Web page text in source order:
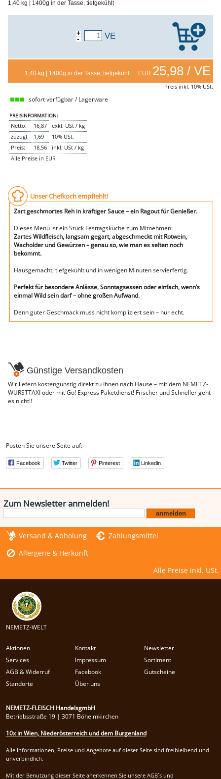
1,40 kg | 1400g in der Tasse, tiefgekühlt
+
- VE
1,40 kg | 1400g in der Tasse, tiefgekühlt EUR 25,98 / VE
Preis inkl. 10% USt.
sofort verfügbar / Lagerware
PREISINFORMATION:
Netto: 16,87
exkl. USt / kg
zuzügl.
1,69
10% USt.
Preis:
18,56
inkl. USt / kg
Alle Preise in EUR
Unser Chefkoch empfiehlt!
Zart geschmortes Reh in kräftiger Sauce – ein Ragout für Genießer.
Dieses Menü ist ein Stück Festtagsküche zum Mitnehmen:
Zartes Wildfleisch, langsam gegart, abgeschmeckt mit Rotwein,
Wacholder und Gewürzen – genau so, wie man es selten noch
bekommt.
Hausgemacht, tiefgekühlt und in wenigen Minuten servierfertig.
Perfekt für besondere Anlässe, Sonntagsessen oder einfach, wenn’s
einmal Wild sein darf – ohne großen Aufwand.
Denn guter Geschmack muss nicht kompliziert sein – nur echt.
Günstige Versandkosten
Wir liefern kostengünstig direkt zu Ihnen nach Hause – mit dem NEMETZ-
WURSTTAXI oder mit Go! Express Paketdienst! Frischer und Schneller geht
es nicht!!
Posten Sie unsere Seite auf:
Facebook Twitter Pinterest Linkedin
Zum Newsletter anmelden!
Versand & Abholung
Zahlungsmittel
Allergene & Herkunft
Alle Preise inkl. USt.
NEMETZ-WELT
Aktionen Kontakt
Newsletter
Services
Impressum
Sortiment
AGB & Widerruf
Facebook
Gutscheine
Standorte
Über uns
NEMETZ-FLEISCH HandelsgmbH
Betriebsstraße 19 | 3071 Böheimkirchen
10x in Wien, Niederösterreich und dem Burgenland
Alle Informationen, Preise und Angebote auf dieser Seite sind freibleibend und
unverbindlich.
Mit der Benutzung dieser Seite anerkennen Sie unsere AGB´s und